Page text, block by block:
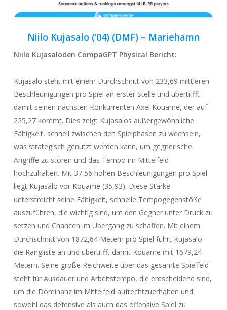
Niilo Kujasalo (’04) (DMF) – Mariehamn
Niilo Kujasaloden CompaGPT Physical Bericht:
Kujasalo steht mit einem Durchschnitt von 233,69 mittleren
Beschleunigungen pro Spiel an erster Stelle und übertrifft
damit seinen nächsten Konkurrenten Axel Kouame, der auf
225,27 kommt. Dies zeigt Kujasalos außergewöhnliche
Fähigkeit, schnell zwischen den Spielphasen zu wechseln,
was strategisch genutzt werden kann, um gegnerische
Angriffe zu stören und das Tempo im Mittelfeld
hochzuhalten. Mit 37,56 hohen Beschleunigungen pro Spiel
liegt Kujasalo vor Kouame (35,93). Diese Stärke
unterstreicht seine Fähigkeit, schnelle Tempogegenstöße
auszuführen, die wichtig sind, um den Gegner unter Druck zu
setzen und Chancen im Übergang zu schaffen. Mit einem
Durchschnitt von 1872,64 Metern pro Spiel führt Kujasalo
die Rangliste an und übertrifft damit Kouame mit 1679,24
Metern. Seine große Reichweite über das gesamte Spielfeld
steht für Ausdauer und Arbeitstempo, die entscheidend sind,
um die Dominanz im Mittelfeld aufrechtzuerhalten und
sowohl das defensive als auch das offensive Spiel zu